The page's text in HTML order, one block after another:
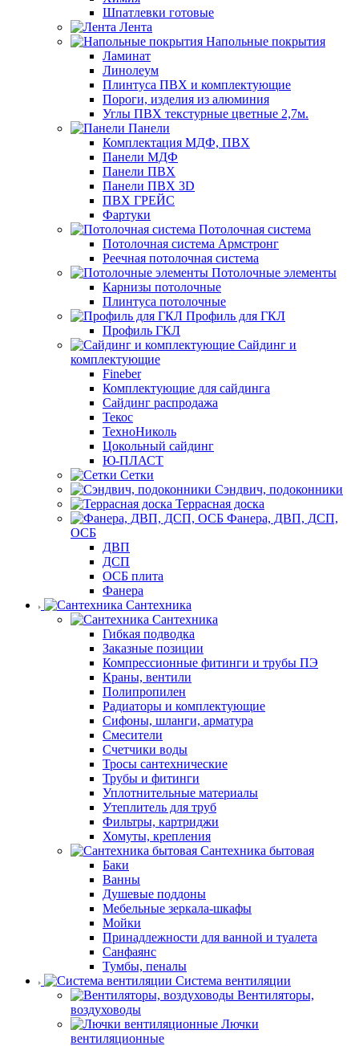
Шпатлевки готовые
Лента
Напольные покрытия
Ламинат
Линолеум
Плинтуса ПВХ и комплектующие
Пороги, изделия из алюминия
Углы ПВХ текстурные цветные 2,7м.
Панели
Комплектация МДФ, ПВХ
Панели МДФ
Панели ПВХ
Панели ПВХ 3D
ПВХ ГРЕЙС
Фартуки
Потолочная система
Потолочная система Армстронг
Реечная потолочная система
Потолочные элементы
Карнизы потолочные
Плинтуса потолочные
Профиль для ГКЛ
Профиль ГКЛ
Сайдинг и
комплектующие
Fineber
Комплектующие для сайдинга
Сайдинг распродажа
Текос
ТехноНиколь
Цокольный сайдинг
Ю-ПЛАСТ
Сетки
Сэндвич, подоконники
Террасная доска
Фанера, ДВП, ДСП,
ОСБ
ДВП
ДСП
ОСБ плита
Фанера
Сантехника
Сантехника
Гибкая подводка
Заказные позиции
Компрессионные фитинги и трубы ПЭ
Краны, вентили
Полипропилен
Радиаторы и комплектующие
Сифоны, шланги, арматура
Смесители
Счетчики воды
Тросы сантехнические
Трубы и фитинги
Уплотнительные материалы
Утеплитель для труб
Фильтры, картриджи
Хомуты, крепления
Сантехника бытовая
Баки
Ванны
Душевые поддоны
Мебельные зеркала-шкафы
Мойки
Принадлежности для ванной и туалета
Санфаянс
Тумбы, пеналы
Система вентиляции
Вентиляторы,
воздуховоды
Лючки
вентиляционные